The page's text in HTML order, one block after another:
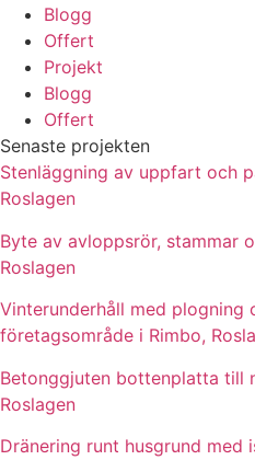
Blogg
Offert
Projekt
Blogg
Offert
Senaste projekten
Stenläggning av uppfart och
Roslagen
Byte av avloppsrör, stammar
Roslagen
Vinterunderhåll med plogning
företagsområde i Rimbo,
Betonggjuten bottenplatta till
Roslagen
Dränering runt husgrund med